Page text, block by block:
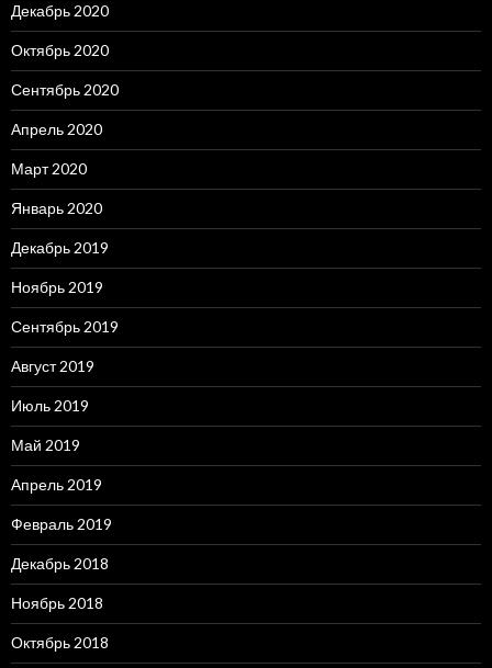
Декабрь 2020
Октябрь 2020
Сентябрь 2020
Апрель 2020
Март 2020
Январь 2020
Декабрь 2019
Ноябрь 2019
Сентябрь 2019
Август 2019
Июль 2019
Май 2019
Апрель 2019
Февраль 2019
Декабрь 2018
Ноябрь 2018
Октябрь 2018